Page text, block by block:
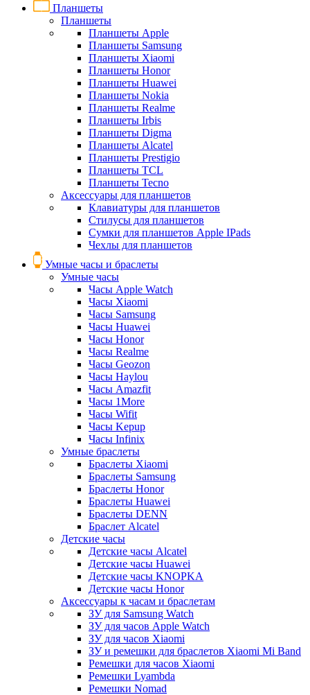
Планшеты
Планшеты
Планшеты Apple
Планшеты Samsung
Планшеты Xiaomi
Планшеты Honor
Планшеты Huawei
Планшеты Nokia
Планшеты Realme
Планшеты Irbis
Планшеты Digma
Планшеты Alcatel
Планшеты Prestigio
Планшеты TCL
Планшеты Tecno
Аксессуары для планшетов
Клавиатуры для планшетов
Стилусы для планшетов
Сумки для планшетов Apple IPads
Чехлы для планшетов
Умные часы и браслеты
Умные часы
Часы Apple Watch
Часы Xiaomi
Часы Samsung
Часы Huawei
Часы Honor
Часы Realme
Часы Geozon
Часы Haylou
Часы Amazfit
Часы 1More
Часы Wifit
Часы Kepup
Часы Infinix
Умные браслеты
Браслеты Xiaomi
Браслеты Samsung
Браслеты Honor
Браслеты Huawei
Браслеты DENN
Браслет Alcatel
Детские часы
Детские часы Alcatel
Детские часы Huawei
Детские часы KNOPKA
Детские часы Honor
Аксессуары к часам и браслетам
ЗУ для Samsung Watch
ЗУ для часов Apple Watch
ЗУ для часов Xiaomi
ЗУ и ремешки для браслетов Xiaomi Mi Band
Ремешки для часов Xiaomi
Ремешки Lyambda
Ремешки Nomad